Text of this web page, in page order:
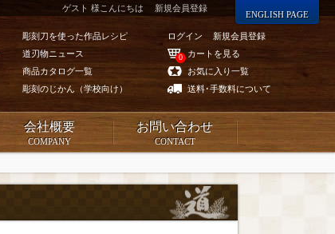
彫刻刀を使った作品レシピ
道刃物ニュース
商品カタログ一覧
彫刻のじかん（学校向け）
ログイン 新規会員登録
0
カートを見る
お気に入り一覧
送料･手数料について
ゲスト 様こんにちは 新規会員登録
ENGLISH PAGE
会社概要
COMPANY
お問い合わせ
CONTACT